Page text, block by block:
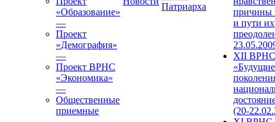
«Образование»
—
Проект
«Демография»
—
Проект ВРНС
«Экономика»
—
Общественные
приемные
Патриарха
причины
и пути их
XII ВРНС
«Будущие
(20-